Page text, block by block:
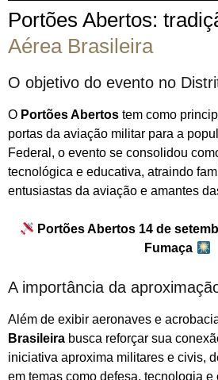
Portões Abertos:
Aérea Brasileira
O objetivo do evento no
O Portões Abertos tem como
portas da aviação militar para a
Federal, o evento se consolidou
tecnológica e educativa, atraindo
entusiastas da aviação e amantes
Portões Abertos 14 de
Fumaça
A importância da
Além de exibir aeronaves e
Brasileira busca reforçar sua
iniciativa aproxima militares e civis,
em temas como defesa, tecnologia e